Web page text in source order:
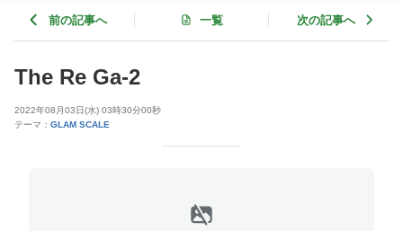
前の記事へ 一覧 次の記事へ
The Re Ga-2
2022年08月03日(水) 03時30分00秒
テーマ： GLAM SCALE